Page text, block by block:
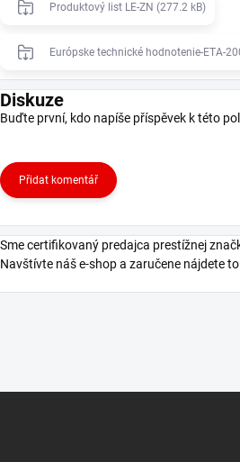
Produktový list LE-ZN (277.2 kB)
Európske technické hodnotenie-ETA-
Diskuze
Buďte první, kdo napíše příspěvek k této
Přidat komentář
Sme certifikovaný predajca prestížnej
Navštívte náš e-shop a zaručene nájdete